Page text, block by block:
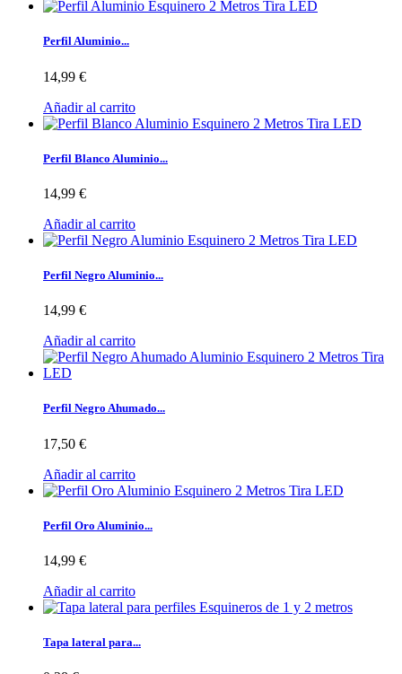
Perfil Aluminio...
14,99 €
Añadir al carrito
Perfil Blanco Aluminio...
14,99 €
Añadir al carrito
Perfil Negro Aluminio...
14,99 €
Añadir al carrito
Perfil Negro Ahumado...
17,50 €
Añadir al carrito
Perfil Oro Aluminio...
14,99 €
Añadir al carrito
Tapa lateral para...